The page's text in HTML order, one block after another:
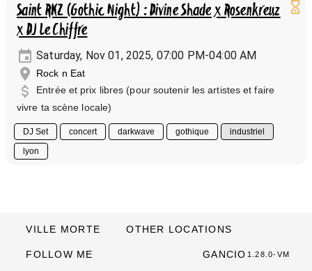
Saint RKZ (Gothic Night) : Divine Shade x Rosenkreuz
x DJ Le Chiffre
Saturday, Nov 01, 2025, 07:00 PM-04:00 AM
Rock n Eat
Entrée et prix libres (pour soutenir les artistes et faire
vivre ta scène locale)
DJ Set concert darkwave gothique
industriel
lyon
VILLE MORTE OTHER LOCATIONS
FOLLOW ME GANCIO 1.28.0-VM